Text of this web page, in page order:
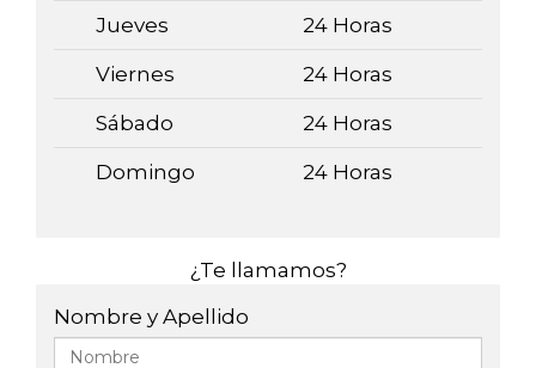
Jueves 24 Horas
Viernes 24 Horas
Sábado 24 Horas
Domingo 24 Horas
¿Te llamamos?
Nombre y Apellido